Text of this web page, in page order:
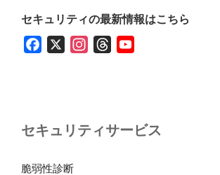
セキュリティの最新情報はこちら
o
k
g
d
b
セキュリティサービス
脆弱性診断